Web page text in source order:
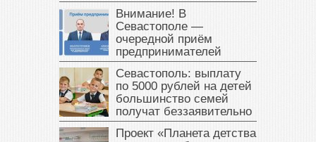
Внимание! В
Севастополе —
очередной приём
предпринимателей
Севастополь: выплату
по 5000 рублей на детей
большинство семей
получат беззаявительно
Проект «Планета детства